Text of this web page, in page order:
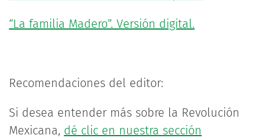
“La familia Madero”. Versión digital.
Recomendaciones del editor:
Si desea entender más sobre la Revolución
Mexicana, dé clic en nuestra sección